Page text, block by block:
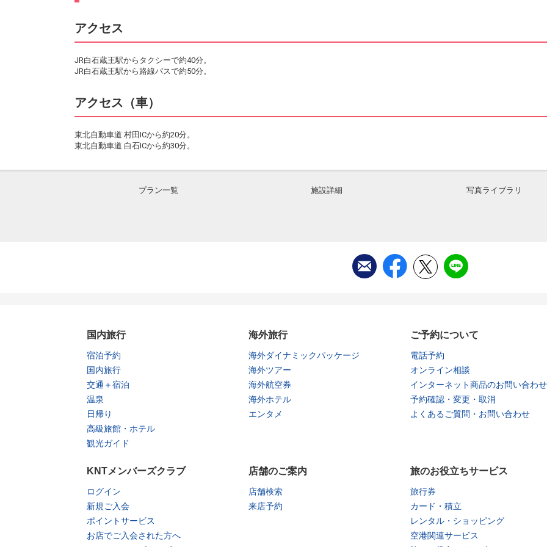
アクセス
JR白石蔵王駅からタクシーで約40分。
JR白石蔵王駅から路線バスで約50分。
アクセス（車）
東北自動車道 村田ICから約20分。
東北自動車道 白石ICから約30分。
プラン一覧 施設詳細 写真ライブラリ
国内旅行
宿泊予約
国内旅行
交通＋宿泊
温泉
日帰り
高級旅館・ホテル
観光ガイド
海外旅行
海外ダイナミックパッケージ
海外ツアー
海外航空券
海外ホテル
エンタメ
ご予約について
電話予約
オンライン相談
インターネット商品のお問い合わせ
予約確認・変更・取消
よくあるご質問・お問い合わせ
KNTメンバーズクラブ
ログイン
新規ご入会
ポイントサービス
お店でご入会された方へ
店舗のご案内
店舗検索
来店予約
旅のお役立ちサービス
旅行券
カード・積立
レンタル・ショッピング
空港関連サービス